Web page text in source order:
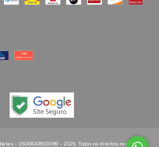
- 05006008000189 - 2026. Todos os direitos reservados.